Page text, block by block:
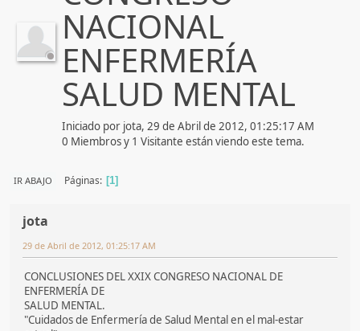
NACIONAL
ENFERMERÍA
SALUD MENTAL
Iniciado por jota, 29 de Abril de 2012, 01:25:17 AM
0 Miembros y 1 Visitante están viendo este tema.
IR ABAJO Páginas 1
jota
29 de Abril de 2012, 01:25:17 AM
CONCLUSIONES DEL XXIX CONGRESO NACIONAL DE
ENFERMERÍA DE
SALUD MENTAL.
"Cuidados de Enfermería de Salud Mental en el mal-estar